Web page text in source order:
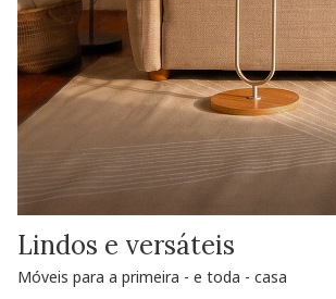
Lindos e versáteis
Móveis para a primeira - e toda - casa